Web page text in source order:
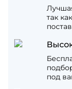
так
под